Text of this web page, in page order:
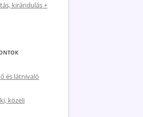
kirándulás +
és látnivaló
közeli